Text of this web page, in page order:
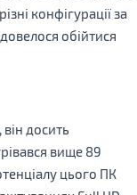
конфігурації за
обійтися
досить
вище 89
цього ПК